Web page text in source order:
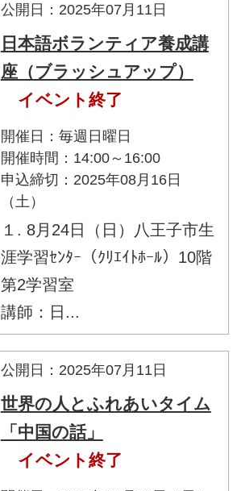
公開日：2025年07月11日
日本語ボランティア養成講
座（ブラッシュアップ）
イベント終了
開催日：毎週日曜日
開催時間：14:00～16:00
申込締切：2025年08月16日
（土）
１. 8月24日（日）八王子市生
涯学習ｾﾝﾀｰ（ｸﾘｴｲﾄﾎｰﾙ）10階
第2学習室
講師：日...
公開日：2025年07月11日
世界の人とふれあいタイム
「中国の話」
イベント終了